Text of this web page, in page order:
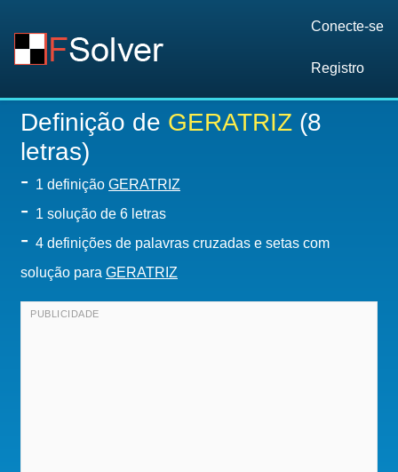
Conecte-se
Registro
Definição de GERATRIZ (8
letras)
- 1 definição GERATRIZ
- 1 solução de 6 letras
- 4 definições de palavras cruzadas e setas com
solução para GERATRIZ